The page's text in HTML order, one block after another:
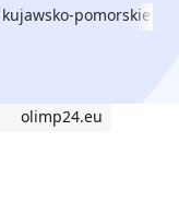
pomorskie
olimp24.eu